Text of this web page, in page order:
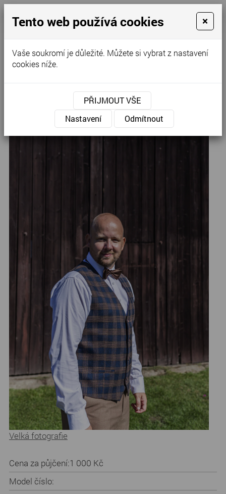
Kontaktujte nás
Pánské obleky
Velká fotografie
Cena za půjčení:1 000 Kč
Model číslo:
Tento web používá cookies ×
Vaše soukromí je důležité. Můžete si vybrat z nastavení
cookies níže.
PŘIJMOUT VŠE
Nastavení
Odmítnout